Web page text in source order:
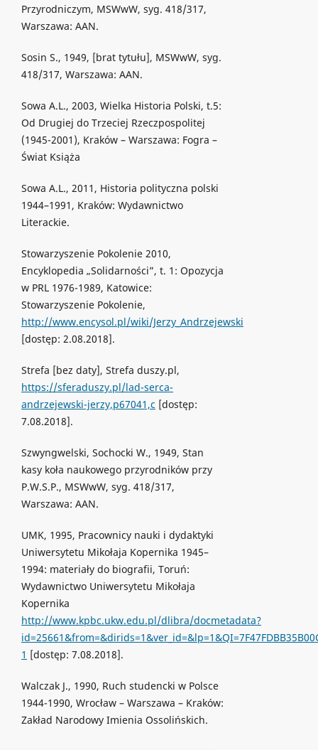
Przyrodniczym, MSWwW, syg. 418/317,
Warszawa: AAN.
Sosin S., 1949, [brat tytułu], MSWwW, syg.
418/317, Warszawa: AAN.
Sowa A.L., 2003, Wielka Historia Polski, t.5:
Od Drugiej do Trzeciej Rzeczpospolitej
(1945-2001), Kraków – Warszawa: Fogra –
Świat Książa
Sowa A.L., 2011, Historia polityczna polski
1944–1991, Kraków: Wydawnictwo
Literackie.
Stowarzyszenie Pokolenie 2010,
Encyklopedia „Solidarności”, t. 1: Opozycja
w PRL 1976-1989, Katowice:
Stowarzyszenie Pokolenie,
http://www.encysol.pl/wiki/Jerzy_Andrzejewski
[dostęp: 2.08.2018].
Strefa [bez daty], Strefa duszy.pl,
https://sferaduszy.pl/lad-serca-
andrzejewski-jerzy,p67041,c [dostęp:
7.08.2018].
Szwyngwelski, Sochocki W., 1949, Stan
kasy koła naukowego przyrodników przy
P.W.S.P., MSWwW, syg. 418/317,
Warszawa: AAN.
UMK, 1995, Pracownicy nauki i dydaktyki
Uniwersytetu Mikołaja Kopernika 1945–
1994: materiały do biografii, Toruń:
Wydawnictwo Uniwersytetu Mikołaja
Kopernika
http://www.kpbc.ukw.edu.pl/dlibra/docmetadata?
1 [dostęp: 7.08.2018].
Walczak J., 1990, Ruch studencki w Polsce
1944-1990, Wrocław – Warszawa – Kraków:
Zakład Narodowy Imienia Ossolińskich.